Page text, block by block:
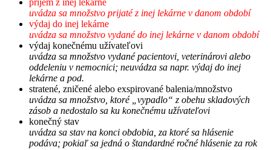
uvádza sa množstvo prijaté z inej lekárne v danom období
výdaj do inej lekárne
uvádza sa množstvo vydané do inej lekárne v danom období
výdaj konečnému užívateľovi
uvádza sa množstvo vydané pacientovi, veterinárovi alebo
oddeleniu v nemocnici; neuvádza sa napr. výdaj do inej
lekárne a pod.
stratené, zničené alebo exspirované balenia/množstvo
uvádza sa množstvo, ktoré „vypadlo“ z obehu skladových
zásob a nedostalo sa ku konečnému užívateľovi
konečný stav
uvádza sa stav na konci obdobia, za ktoré sa hlásenie
podáva; pokiaľ sa jedná o štandardné ročné hlásenie za rok